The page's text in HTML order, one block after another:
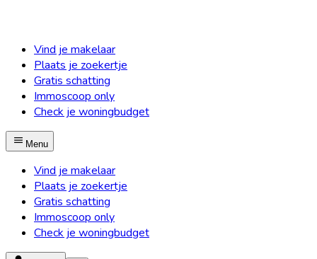
Vind je makelaar
Plaats je zoekertje
Gratis schatting
Immoscoop only
Check je woningbudget
Menu
Vind je makelaar
Plaats je zoekertje
Gratis schatting
Immoscoop only
Check je woningbudget